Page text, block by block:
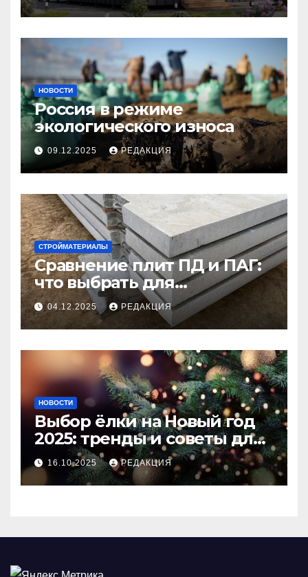
НОВОСТИ
Россия в режиме
экологического износа
09.12.2025 РЕДАКЦИЯ
СТРОЙМАТЕРИАЛЫ
Сравнение плит ПД и ПАГ:
что выбрать для
долговечного и прочного
покрытия
04.12.2025 РЕДАКЦИЯ
НОВОСТИ
Выбор ёлки на Новый год
2025: тренды и советы для
идеального праздника
16.10.2025 РЕДАКЦИЯ